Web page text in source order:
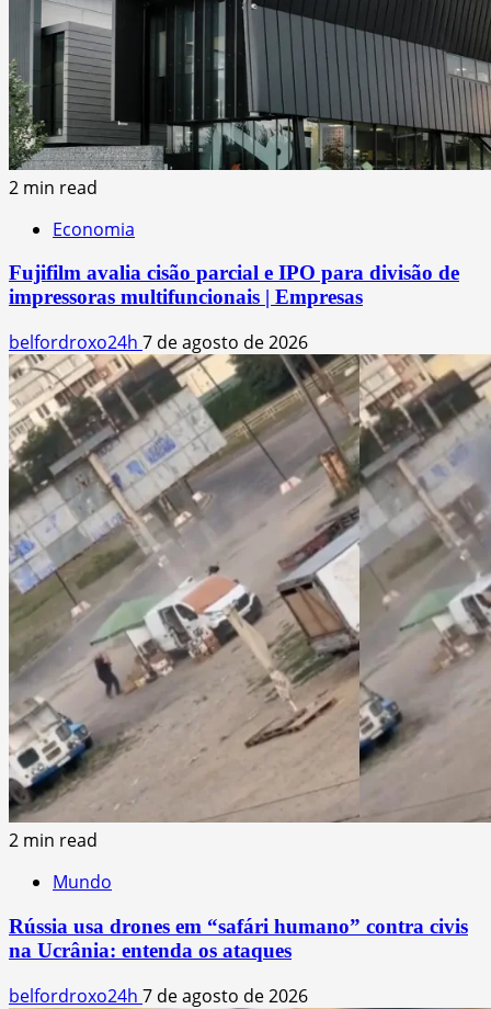
2 min read
Economia
Fujifilm avalia cisão parcial e IPO para divisão de
impressoras multifuncionais | Empresas
belfordroxo24h 7 de agosto de 2026
2 min read
Mundo
Rússia usa drones em “safári humano” contra civis
na Ucrânia: entenda os ataques
belfordroxo24h 7 de agosto de 2026